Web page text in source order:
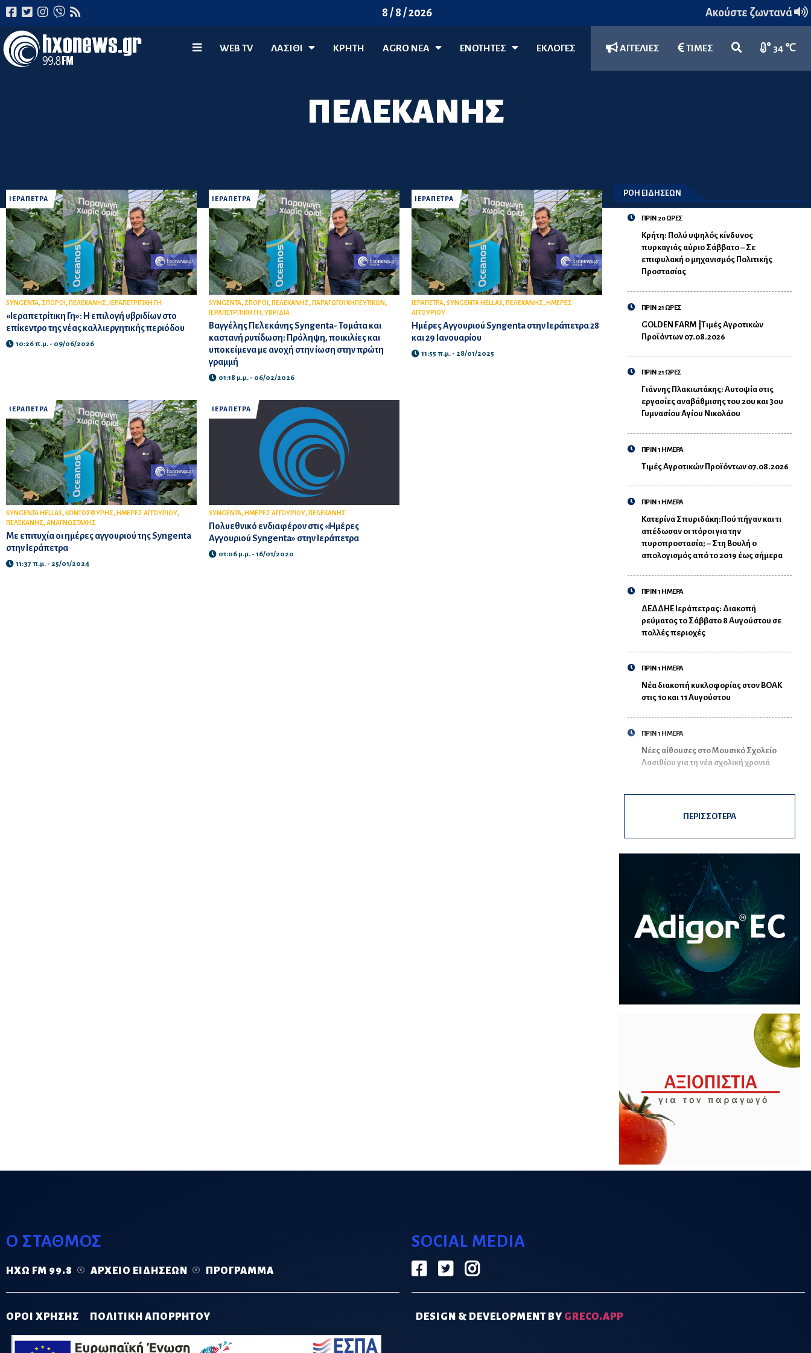
8 / 8 / 2026 Ακούστε ζωντανά
WEB TV ΛΑΣΊΘΙ ΚΡΗΤΗ AGRO ΝΈΑ ΕΝΟΤΗΤΕΣ ΕΚΛΟΓΕΣ ΑΓΓΕΛΙΕΣ ΤΙΜΕΣ 34 ℃
ΠΕΛΕΚΑΝΗΣ
ΙΕΡΑΠΕΤΡΑ
SYNGENTA, ΣΠΟΡΟΙ , ΠΕΛΕΚΑΝΗΣ, ΙΕΡΑΠΕΤΡΙΤΙΚΗ ΓΗ
«Ιεραπετρίτικη Γη»: Η επιλογή υβριδίων στο
επίκεντρο της νέας καλλιεργητικής περιόδου
10:26 π.μ. - 09/06/2026
ΙΕΡΑΠΕΤΡΑ
SYNGENTA, ΣΠΟΡΟΙ , ΠΕΛΕΚΑΝΗΣ, ΠΑΡΑΓΩΓΟΙ ΚΗΠΕΥΤΙΚΩΝ,
ΙΕΡΑΠΕΤΡΙΤΙΚΗ ΓΗ,ΥΒΡΙΔΙΑ
Βαγγέλης Πελεκάνης Syngenta- Τομάτα και
καστανή ρυτίδωση: Πρόληψη, ποικιλίες και
υποκείμενα με ανοχή στην ίωση στην πρώτη
γραμμή
01:18 μ.μ. - 06/02/2026
ΙΕΡΑΠΕΤΡΑ
ΙΕΡΑΠΕΤΡΑ,SYNGENTA HELLAS, ΠΕΛΕΚΑΝΗΣ, ΗΜΕΡΕΣ
ΑΓΓΟΥΡΙΟΥ
Ημέρες Αγγουριού Syngenta στην Ιεράπετρα 28
και 29 Ιανουαρίου
11:55 π.μ. - 28/01/2025
ΙΕΡΑΠΕΤΡΑ
SYNGENTA HELLAS, ΚΟΝΤΟΣΦΥΡΗΣ, ΗΜΕΡΕΣ ΑΓΓΟΥΡΙΟΥ,
ΠΕΛΕΚΑΝΗΣ,ΑΝΑΓΝΩΣΤΑΚΗΣ
Με επιτυχία οι ημέρες αγγουριού της Syngenta
στην Ιεράπετρα
11:37 π.μ. - 25/01/2024
ΙΕΡΑΠΕΤΡΑ
SYNGENTA, ΗΜΕΡΕΣ ΑΓΓΟΥΡΙΟΥ, ΠΕΛΕΚΑΝΗΣ
Πολυεθνικό ενδιαφέρον στις «Ημέρες
Αγγουριού Syngenta» στην Ιεράπετρα
01:06 μ.μ. - 16/01/2020
ΡΟΗ ΕΙΔΗΣΕΩΝ
ΠΡΙΝ 20 ΩΡΕΣ
Κρήτη: Πολύ υψηλός κίνδυνος
πυρκαγιάς αύριο Σάββατο – Σε
επιφυλακή ο μηχανισμός Πολιτικής
Προστασίας
ΠΡΙΝ 21 ΩΡΕΣ
GOLDEN FARM |Τιμές Αγροτικών
Προϊόντων 07.08.2026
ΠΡΙΝ 21 ΩΡΕΣ
Γιάννης Πλακιωτάκης: Αυτοψία στις
εργασίες αναβάθμισης του 2ου και 3ου
Γυμνασίου Αγίου Νικολάου
ΠΡΙΝ 1 ΗΜΕΡΑ
Τιμές Αγροτικών Προϊόντων 07.08.2026
ΠΡΙΝ 1 ΗΜΕΡΑ
Κατερίνα Σπυριδάκη:Πού πήγαν και τι
απέδωσαν οι πόροι για την
πυροπροστασία; – Στη Βουλή ο
απολογισμός από το 2019 έως σήμερα
ΠΡΙΝ 1 ΗΜΕΡΑ
ΔΕΔΔΗΕ Ιεράπετρας: Διακοπή
ρεύματος το Σάββατο 8 Αυγούστου σε
πολλές περιοχές
ΠΡΙΝ 1 ΗΜΕΡΑ
Νέα διακοπή κυκλοφορίας στον ΒΟΑΚ
στις 10 και 11 Αυγούστου
ΠΡΙΝ 1 ΗΜΕΡΑ
Νέες αίθουσες στο Μουσικό Σχολείο
Λασιθίου για τη νέα σχολική χρονιά
ΠΕΡΙΣΣΟΤΕΡΑ
Ο ΣΤΑΘΜΟΣ
ΗΧΏ FM 99.8 ΑΡΧΕΊΟ ΕΙΔΉΣΕΩΝ ΠΡΌΓΡΑΜΜΑ
SOCIAL MEDIA
ΟΡΟΙ ΧΡΗΣΗΣ ΠΟΛΙΤΙΚΗ ΑΠΟΡΡΗΤΟΥ DESIGN & DEVELOPMENT BY GRECO.APP